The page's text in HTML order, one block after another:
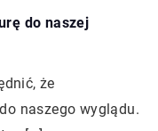
do naszej
że
naszego wyglądu.